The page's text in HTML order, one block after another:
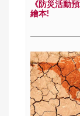
《防災活動
繪本!